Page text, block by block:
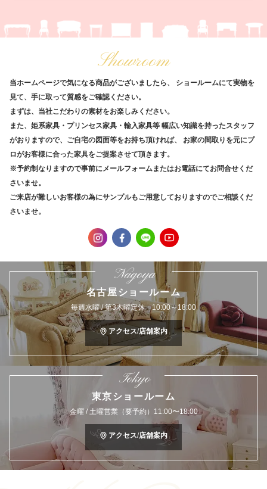
Showroom
当ホームページで気になる商品がございましたら、
ショールームにて実物を
見て、手に取って質感をご確認ください。
まずは、当社こだわりの素材をお楽しみください。
また、姫系家具・プリンセス家具・輸入家具等 幅広い知識を持ったスタッフ
がおりますので、ご自宅の図面等をお持ち頂ければ、
お家の間取りを元にプ
ロがお客様に合った家具をご提案させて頂きます。
※予約制なりますので事前にメールフォームまたはお電話にてお問合せくだ
さいませ。
ご来店が難しいお客様の為にサンプルもご用意しておりますのでご相談くだ
さいませ。
Nagoya
名古屋ショールーム
毎週水曜 / 第3木曜定休 10:00～18:00
アクセス/店舗案内
Tokyo
東京ショールーム
金曜 / 土曜営業（要予約）11:00〜18:00
アクセス/店舗案内